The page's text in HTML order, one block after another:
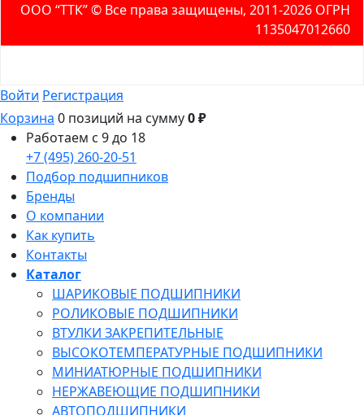
ООО “ТТК” ©️ Все права защищены, 2011-2026 ОГРН
1135047012660
Войти Регистрация
Корзина 0 позиций на сумму0 ₽
Работаем с 9 до 18
+7 (495) 260-20-51
Подбор подшипников
Бренды
О компании
Как купить
Контакты
Каталог
ШАРИКОВЫЕ ПОДШИПНИКИ
РОЛИКОВЫЕ ПОДШИПНИКИ
ВТУЛКИ ЗАКРЕПИТЕЛЬНЫЕ
ВЫСОКОТЕМПЕРАТУРНЫЕ ПОДШИПНИКИ
МИНИАТЮРНЫЕ ПОДШИПНИКИ
НЕРЖАВЕЮЩИЕ ПОДШИПНИКИ
АВТОПОДШИПНИКИ